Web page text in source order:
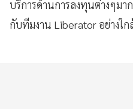
บริการด้านการลงทุนต่างๆมา
กับทีมงาน Liberator อย่างใ